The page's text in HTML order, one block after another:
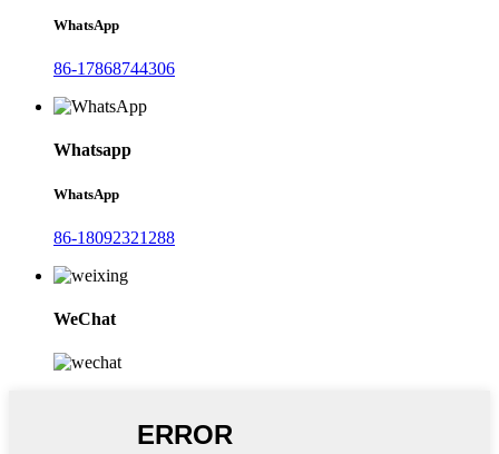
WhatsApp
86-17868744306
Whatsapp
WhatsApp
86-18092321288
WeChat